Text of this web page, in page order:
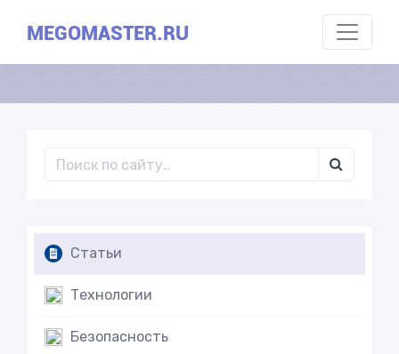
MEGOMASTER.RU
Статьи
Технологии
Безопасность